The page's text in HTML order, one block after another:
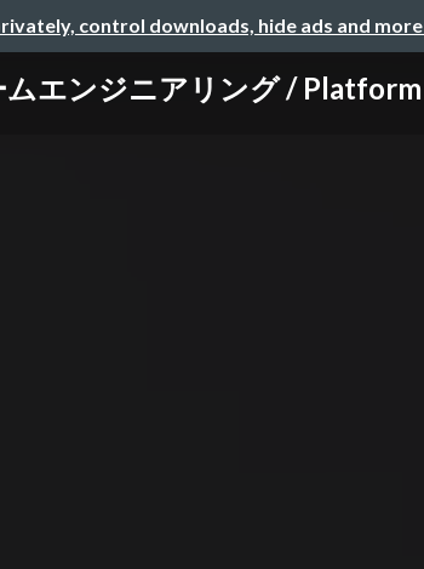
control downloads, hide ads and
エンジニアリング / Platform